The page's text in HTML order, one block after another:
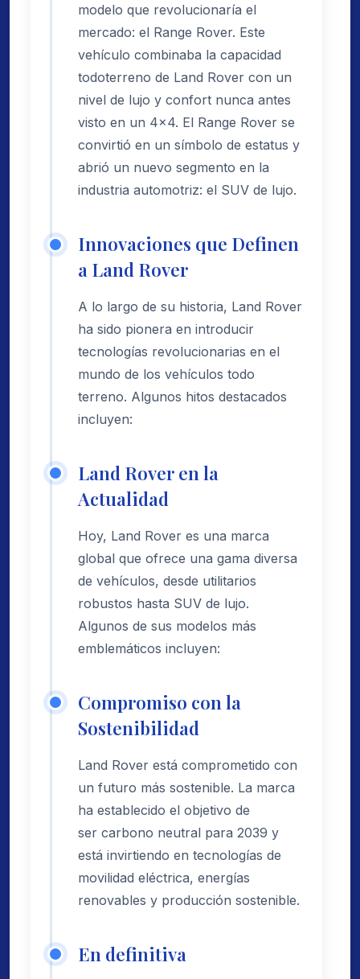
modelo que revolucionaría el
mercado: el Range Rover. Este
vehículo combinaba la capacidad
todoterreno de Land Rover con un
nivel de lujo y confort nunca antes
visto en un 4x4. El Range Rover se
convirtió en un símbolo de estatus y
abrió un nuevo segmento en la
industria automotriz: el SUV de lujo.
Innovaciones que Definen
a Land Rover
A lo largo de su historia, Land Rover
ha sido pionera en introducir
tecnologías revolucionarias en el
mundo de los vehículos todo
terreno. Algunos hitos destacados
incluyen:
Land Rover en la
Actualidad
Hoy, Land Rover es una marca
global que ofrece una gama diversa
de vehículos, desde utilitarios
robustos hasta SUV de lujo.
Algunos de sus modelos más
emblemáticos incluyen:
Compromiso con la
Sostenibilidad
Land Rover está comprometido con
un futuro más sostenible. La marca
ha establecido el objetivo de
ser carbono neutral para 2039 y
está invirtiendo en tecnologías de
movilidad eléctrica, energías
renovables y producción sostenible.
En definitiva